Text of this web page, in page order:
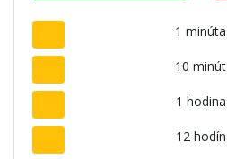
1 minúta
10 minút
1 hodina
12 hodín